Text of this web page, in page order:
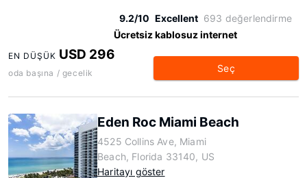
9.2/10 Excellent 693 değerlendirme
Ücretsiz kablosuz internet
EN DÜŞÜK USD 296
oda başına / gecelik Seç
Eden Roc Miami Beach
4525 Collins Ave, Miami
Beach, Florida 33140, US
Haritayı göster